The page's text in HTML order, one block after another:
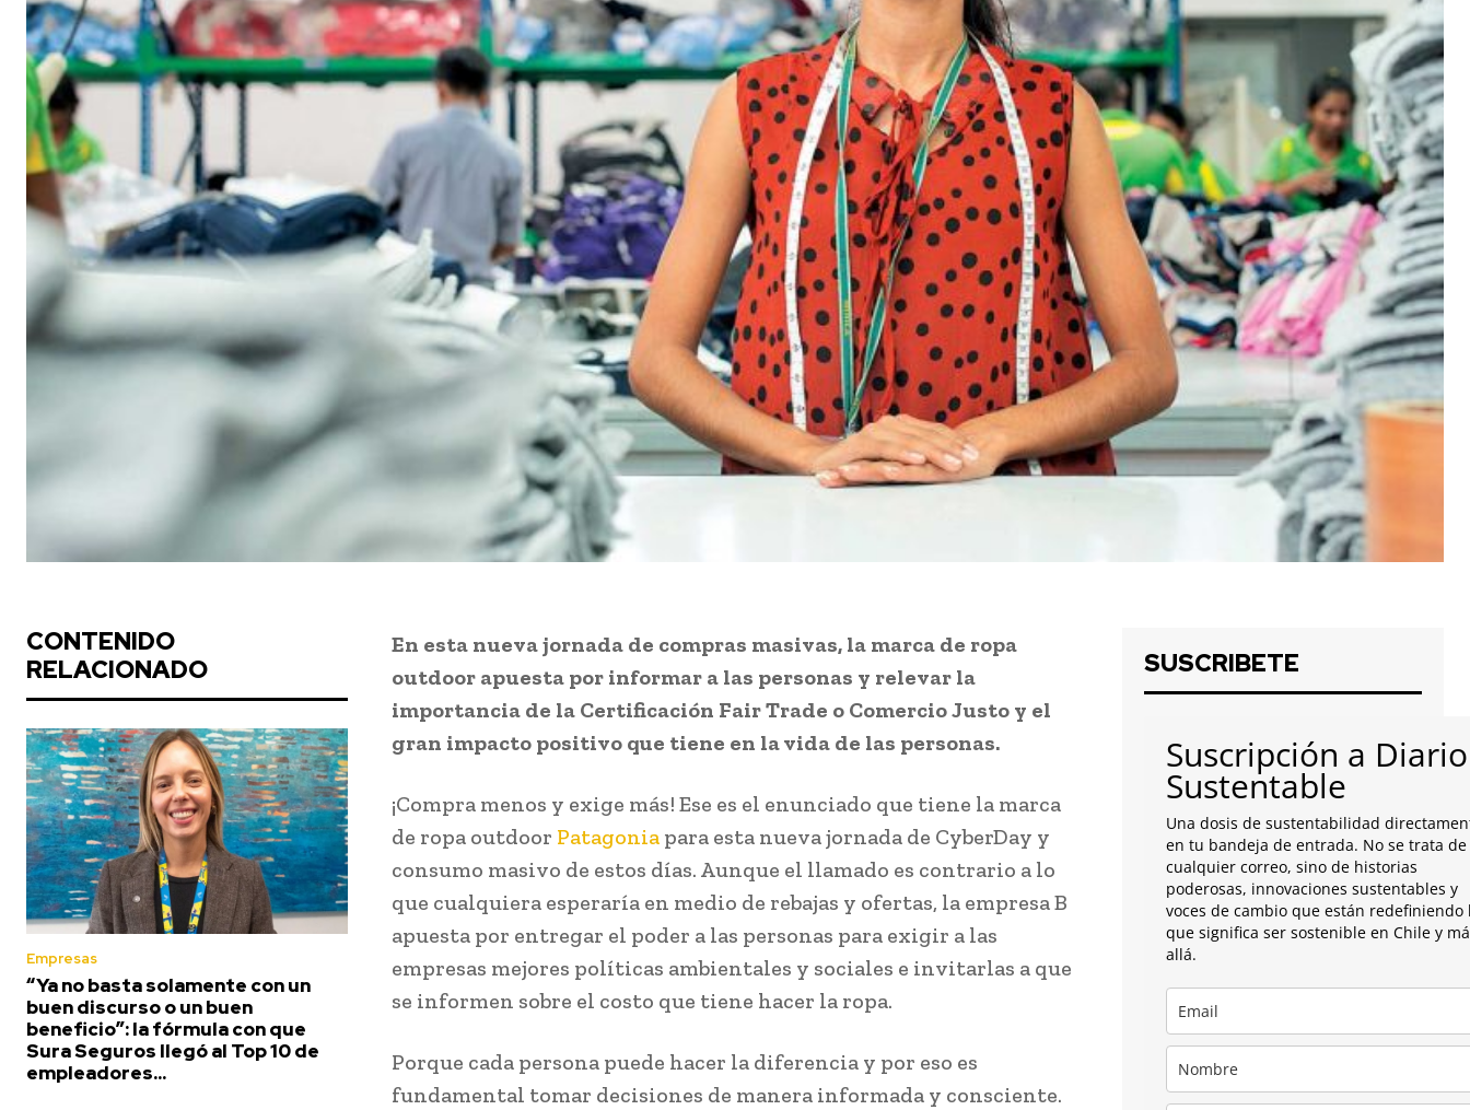
CONTENIDO
RELACIONADO
Empresas
“Ya no basta solamente con un
buen discurso o un buen
beneficio”: la fórmula con que
Sura Seguros llegó al Top 10 de
empleadores...
En esta nueva jornada de compras masivas, la marca de ropa
outdoor apuesta por informar a las personas y relevar la
importancia de la Certificación Fair Trade o Comercio Justo y el
gran impacto positivo que tiene en la vida de las personas.
¡Compra menos y exige más! Ese es el enunciado que tiene la marca
de ropa outdoor Patagonia para esta nueva jornada de CyberDay y
consumo masivo de estos días. Aunque el llamado es contrario a lo
que cualquiera esperaría en medio de rebajas y ofertas, la empresa B
apuesta por entregar el poder a las personas para exigir a las
empresas mejores políticas ambientales y sociales e invitarlas a que
se informen sobre el costo que tiene hacer la ropa.
Porque cada persona puede hacer la diferencia y por eso es
fundamental tomar decisiones de manera informada y consciente.
SUSCRIBETE
Suscripción a Diario
Sustentable
Una dosis de sustentabilidad
en tu bandeja de entrada. No se trata de
cualquier correo, sino de historias
poderosas, innovaciones sustentables y
voces de cambio que están redefiniendo
que significa ser sostenible en Chile y
allá.